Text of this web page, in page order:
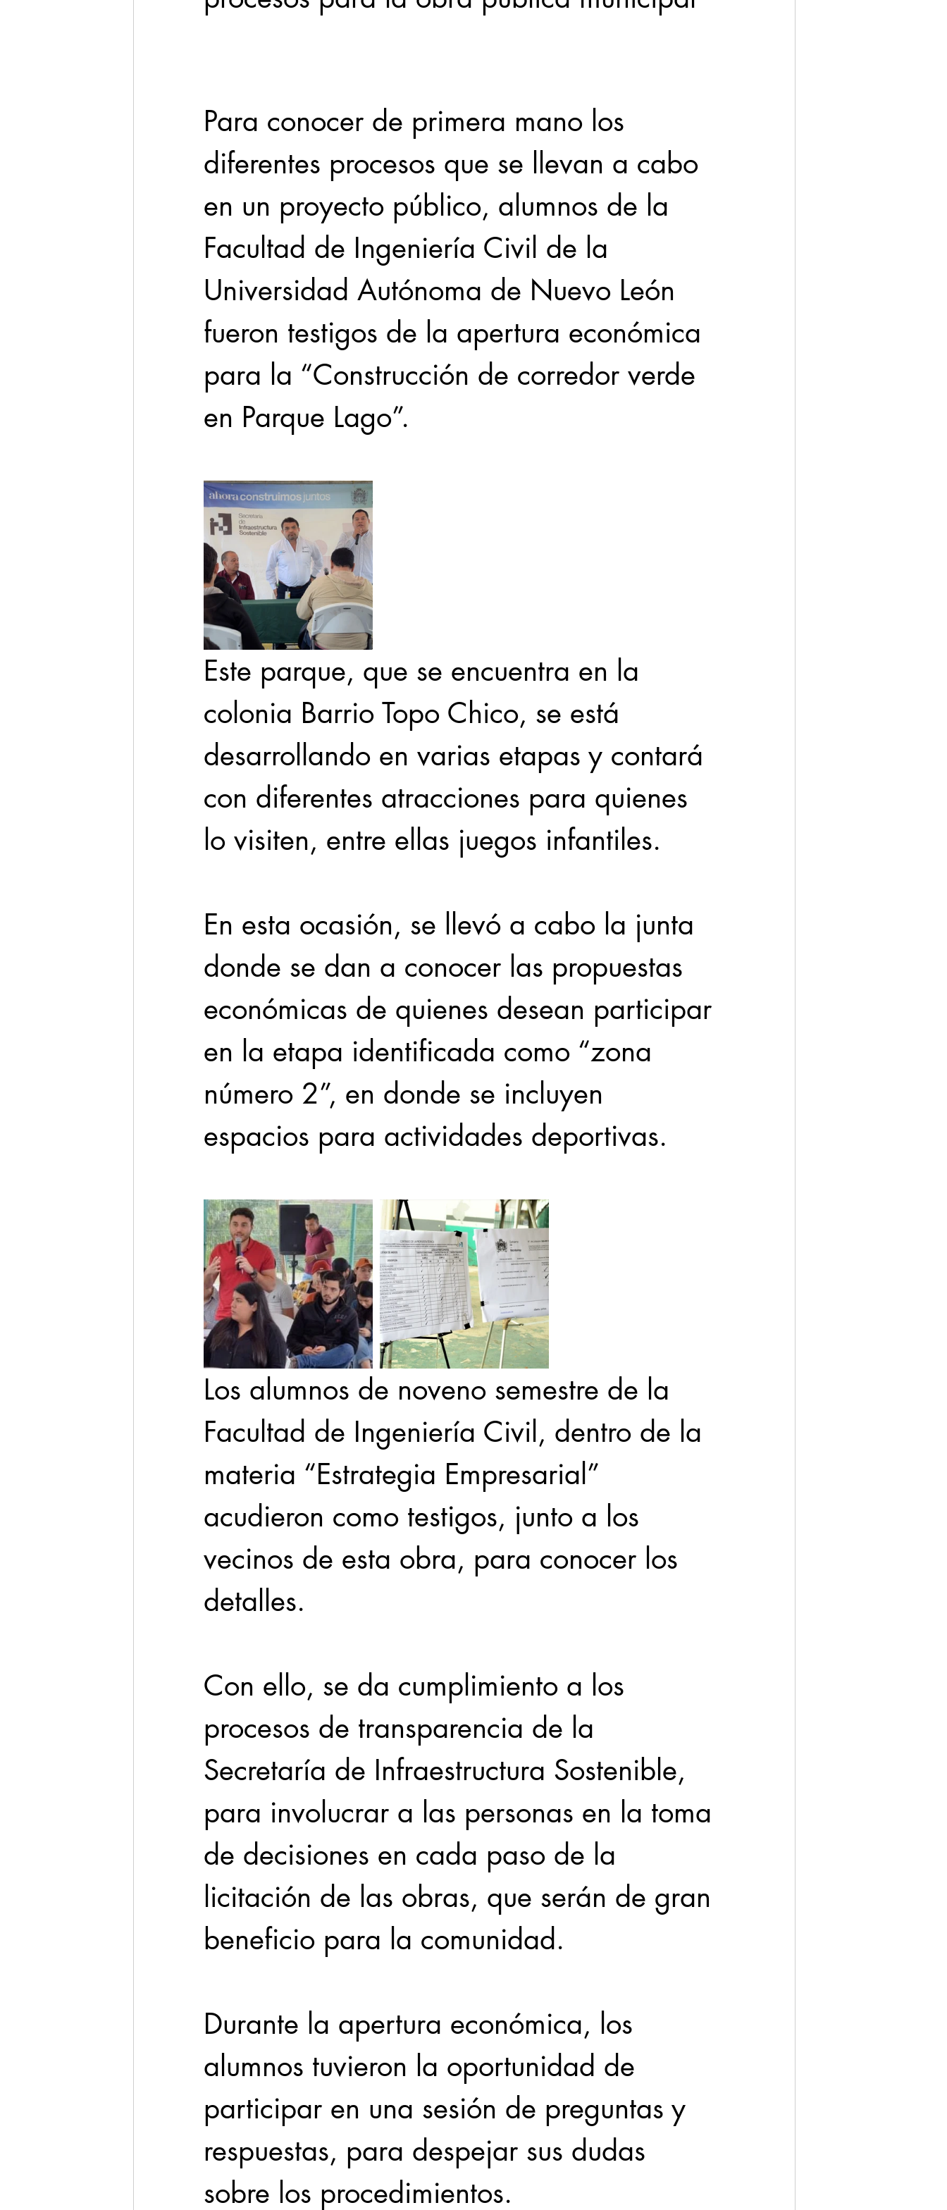
SeguridadPara conocer de primera mano los
diferentes procesos que se llevan a cabo
en un proyecto público, alumnos de la
Facultad de Ingeniería Civil de la
Universidad Autónoma de Nuevo León
fueron testigos de la apertura económica
para la “Construcción de corredor verde
en Parque Lago”.
Este parque, que se encuentra en la
colonia Barrio Topo Chico, se está
desarrollando en varias etapas y contará
con diferentes atracciones para quienes
lo visiten, entre ellas juegos infantiles.
En esta ocasión, se llevó a cabo la junta
donde se dan a conocer las propuestas
económicas de quienes desean participar
en la etapa identificada como “zona
número 2”, en donde se incluyen
espacios para actividades deportivas.
Los alumnos de noveno semestre de la
Facultad de Ingeniería Civil, dentro de la
materia “Estrategia Empresarial”
acudieron como testigos, junto a los
vecinos de esta obra, para conocer los
detalles.
Con ello, se da cumplimiento a los
procesos de transparencia de la
Secretaría de Infraestructura Sostenible,
para involucrar a las personas en la toma
de decisiones en cada paso de la
licitación de las obras, que serán de gran
beneficio para la comunidad.
Durante la apertura económica, los
alumnos tuvieron la oportunidad de
participar en una sesión de preguntas y
respuestas, para despejar sus dudas
sobre los procedimientos.